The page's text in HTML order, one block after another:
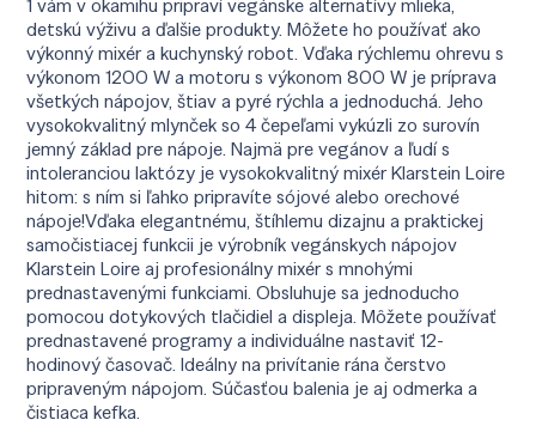
detskú výživu a ďalšie produkty. Môžete ho používať ako
výkonný mixér a kuchynský robot. Vďaka rýchlemu ohrevu s
výkonom 1200 W a motoru s výkonom 800 W je príprava
všetkých nápojov, štiav a pyré rýchla a jednoduchá. Jeho
vysokokvalitný mlynček so 4 čepeľami vykúzli zo surovín
jemný základ pre nápoje. Najmä pre vegánov a ľudí s
intoleranciou laktózy je vysokokvalitný mixér Klarstein Loire
hitom: s ním si ľahko pripravíte sójové alebo orechové
nápoje!Vďaka elegantnému, štíhlemu dizajnu a praktickej
samočistiacej funkcii je výrobník vegánskych nápojov
Klarstein Loire aj profesionálny mixér s mnohými
prednastavenými funkciami. Obsluhuje sa jednoducho
pomocou dotykových tlačidiel a displeja. Môžete používať
prednastavené programy a individuálne nastaviť 12-
hodinový časovač. Ideálny na privítanie rána čerstvo
pripraveným nápojom. Súčasťou balenia je aj odmerka a
čistiaca kefka.